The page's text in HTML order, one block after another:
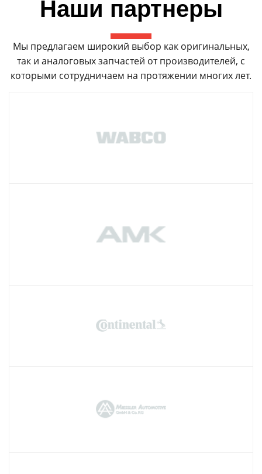
Наши партнеры
Мы предлагаем широкий выбор как оригинальных,
так и аналоговых запчастей от производителей, с
которыми сотрудничаем на протяжении многих лет.